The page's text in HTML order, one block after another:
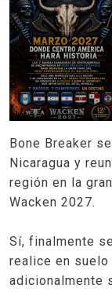
Bone Breaker
Nicaragua y
región en la
Wacken 2027.
Sí, finalmente
realice en suelo
adicionalmente